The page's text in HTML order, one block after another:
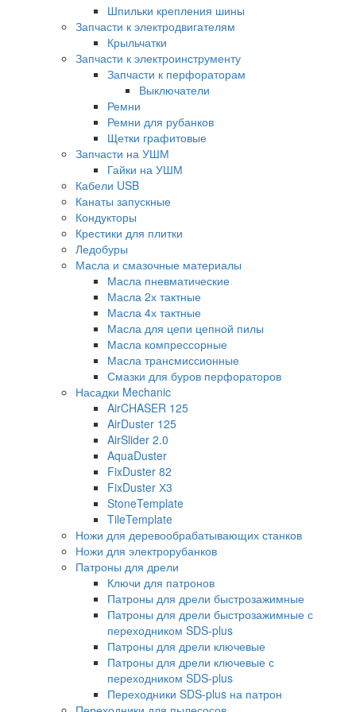
Шпильки крепления шины
Запчасти к электродвигателям
Крыльчатки
Запчасти к электроинструменту
Запчасти к перфораторам
Выключатели
Ремни
Ремни для рубанков
Щетки графитовые
Запчасти на УШМ
Гайки на УШМ
Кабели USB
Канаты запускные
Кондукторы
Крестики для плитки
Ледобуры
Масла и смазочные материалы
Масла пневматические
Масла 2х тактные
Масла 4х тактные
Масла для цепи цепной пилы
Масла компрессорные
Масла трансмиссионные
Смазки для буров перфораторов
Насадки Mechanic
AirCHASER 125
AirDuster 125
AirSlider 2.0
AquaDuster
FixDuster 82
FixDuster Х3
StoneTemplate
TileTemplate
Ножи для деревообрабатывающих станков
Ножи для электрорубанков
Патроны для дрели
Ключи для патронов
Патроны для дрели быстрозажимные
Патроны для дрели быстрозажимные с
переходником SDS-plus
Патроны для дрели ключевые
Патроны для дрели ключевые с
переходником SDS-plus
Переходники SDS-plus на патрон